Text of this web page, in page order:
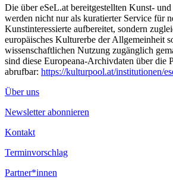
den ersten Errungenschaften der
1920er Jahren der erfolgreiche Einsatz für
Frauen an die Akademie der bildenden
Jahre ist die VBKÖ tätig, die nach dieser
Wende der Künstlerinnen*bewegung die
dunklen Abschnitte der Geschichte
Widerspruch zu ihrer eigene Mission
Künstlerinnen* of Color: Louise Deininger,
und bietet einen Raum für Experimente
zwischen der historischen
Die über eSeL.at bereitgestellten Kunst-
werden nicht nur als kuratierter Service für
Kunstinteressierte aufbereitet, sondern
europäisches Kulturerbe der Allgemeinheit
wissenschaftlichen Nutzung zugänglich
sind diese Europeana-Archivdaten über die
abrufbar: https://kulturpool.at/institutionen/
Über uns
Newsletter abonnieren
Kontakt
Terminvorschlag
Partner*innen